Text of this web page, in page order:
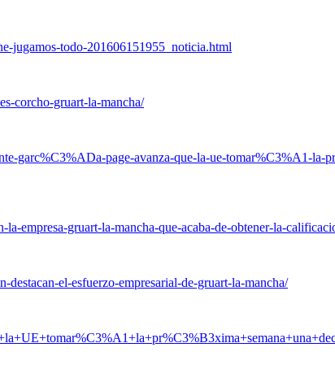
jugamos-todo-201606151955_noticia.html
corcho-gruart-la-mancha/
garc%C3%ADa-page-avanza-que-la-ue-tomar%C3%A1-
empresa-gruart-la-mancha-que-acaba-de-obtener-la-
el-esfuerzo-empresarial-de-gruart-la-mancha/